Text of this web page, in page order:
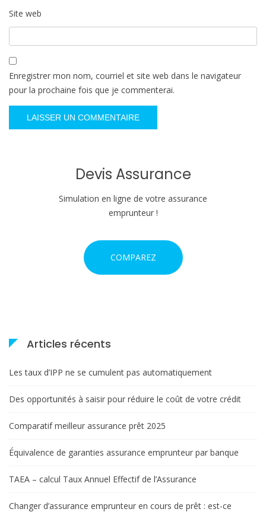
Site web
Enregistrer mon nom, courriel et site web dans le navigateur
pour la prochaine fois que je commenterai.
Devis Assurance
Simulation en ligne de votre assurance
emprunteur !
COMPAREZ
Articles récents
Les taux d’IPP ne se cumulent pas automatiquement
Des opportunités à saisir pour réduire le coût de votre crédit
Comparatif meilleur assurance prêt 2025
Équivalence de garanties assurance emprunteur par banque
TAEA – calcul Taux Annuel Effectif de l’Assurance
Changer d’assurance emprunteur en cours de prêt : est-ce